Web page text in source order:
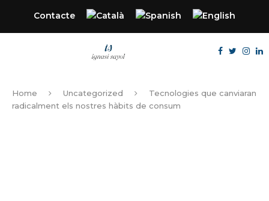
Contacte
Home Uncategorized
Tecnologies que canviaran
radicalment els nostres hàbits de consum